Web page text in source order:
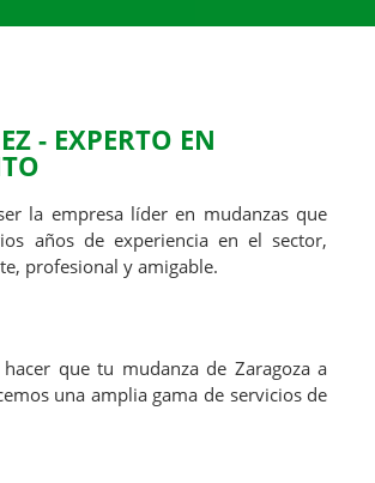
- EXPERTO EN
la empresa líder en mudanzas que
años de experiencia en el sector,
profesional y amigable.
que tu mudanza de Zaragoza a
una amplia gama de servicios de